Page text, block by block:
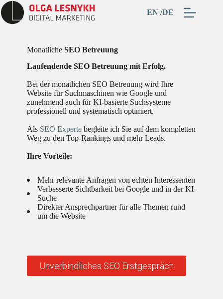
Skip
to
content
EN DE
Monatliche SEO Betreuung
Laufendende SEO Betreuung mit Erfolg.
Bei der monatlichen SEO Betreuung wird Ihre
Website für Suchmaschinen wie Google und
zunehmend auch für KI-basierte Suchsysteme
professionell und systematisch optimiert.
Als SEO Expertebegleite ich Sie auf dem kompletten
Weg zu den Top-Rankings und mehr Leads.
Ihre Vorteile:
Mehr relevante Anfragen von echten Interessenten
Verbesserte Sichtbarkeit bei Google und in der KI-
Suche
Direkter Ansprechpartner für alle Themen rund
um die Website
Unverbindliches SEO Erstgespräch